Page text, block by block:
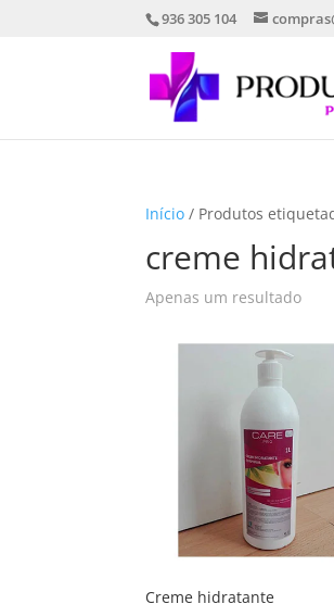
936 305 104
Início / Produtos
creme
Apenas um resultado
Creme hidratante